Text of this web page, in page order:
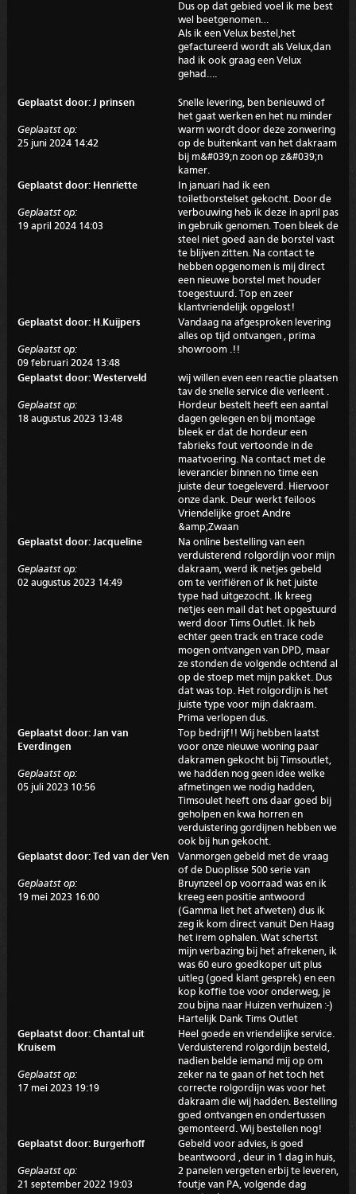
Dus op dat gebied voel ik me best
wel beetgenomen…
Als ik een Velux bestel,het
gefactureerd wordt als Velux,dan
had ik ook graag een Velux
gehad….
Geplaatst door: J prinsen
Geplaatst op:
25 juni 2024 14:42
Snelle levering, ben benieuwd of
het gaat werken en het nu minder
warm wordt door deze zonwering
op de buitenkant van het dakraam
bij m&#039;n zoon op z&#039;n
kamer.
Geplaatst door: Henriette
Geplaatst op:
19 april 2024 14:03
In januari had ik een
toiletborstelset gekocht. Door de
verbouwing heb ik deze in april pas
in gebruik genomen. Toen bleek de
steel niet goed aan de borstel vast
te blijven zitten. Na contact te
hebben opgenomen is mij direct
een nieuwe borstel met houder
toegestuurd. Top en zeer
klantvriendelijk opgelost!
Geplaatst door: H.Kuijpers
Geplaatst op:
09 februari 2024 13:48
Vandaag na afgesproken levering
alles op tijd ontvangen , prima
showroom .!!
Geplaatst door: Westerveld
Geplaatst op:
18 augustus 2023 13:48
wij willen even een reactie plaatsen
tav de snelle service die verleent .
Hordeur bestelt heeft een aantal
dagen gelegen en bij montage
bleek er dat de hordeur een
fabrieks fout vertoonde in de
maatvoering. Na contact met de
leverancier binnen no time een
juiste deur toegeleverd. Hiervoor
onze dank. Deur werkt feiloos
Vriendelijke groet Andre
&amp;Zwaan
Geplaatst door: Jacqueline
Geplaatst op:
02 augustus 2023 14:49
Na online bestelling van een
verduisterend rolgordijn voor mijn
dakraam, werd ik netjes gebeld
om te verifiëren of ik het juiste
type had uitgezocht. Ik kreeg
netjes een mail dat het opgestuurd
werd door Tims Outlet. Ik heb
echter geen track en trace code
mogen ontvangen van DPD, maar
ze stonden de volgende ochtend al
op de stoep met mijn pakket. Dus
dat was top. Het rolgordijn is het
juiste type voor mijn dakraam.
Prima verlopen dus.
Geplaatst door: Jan van
Everdingen
Geplaatst op:
05 juli 2023 10:56
Top bedrijf!! Wij hebben laatst
voor onze nieuwe woning paar
dakramen gekocht bij Timsoutlet,
we hadden nog geen idee welke
afmetingen we nodig hadden,
Timsoulet heeft ons daar goed bij
geholpen en kwa horren en
verduistering gordijnen hebben we
ook bij hun gekocht.
Geplaatst door: Ted van der Ven
Geplaatst op:
19 mei 2023 16:00
Vanmorgen gebeld met de vraag
of de Duoplisse 500 serie van
Bruynzeel op voorraad was en ik
kreeg een positie antwoord
(Gamma liet het afweten) dus ik
zeg ik kom direct vanuit Den Haag
het irem ophalen. Wat schertst
mijn verbazing bij het afrekenen, ik
was 60 euro goedkoper uit plus
uitleg (goed klant gesprek) en een
kop koffie toe voor onderweg, je
zou bijna naar Huizen verhuizen :-)
Hartelijk Dank Tims Outlet
Geplaatst door: Chantal uit
Kruisem
Geplaatst op:
17 mei 2023 19:19
Heel goede en vriendelijke service.
Verduisterend rolgordijn besteld,
nadien belde iemand mij op om
zeker na te gaan of het toch het
correcte rolgordijn was voor het
dakraam die wij hadden. Bestelling
goed ontvangen en ondertussen
gemonteerd. Wij bestellen nog!
Geplaatst door: Burgerhoff
Geplaatst op:
21 september 2022 19:03
Gebeld voor advies, is goed
beantwoord , deur in 1 dag in huis,
2 panelen vergeten erbij te leveren,
foutje van PA, volgende dag